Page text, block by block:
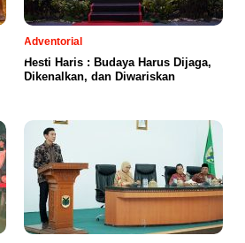
Adventorial
Hesti Haris : Budaya Harus Dijaga,
Dikenalkan, dan Diwariskan